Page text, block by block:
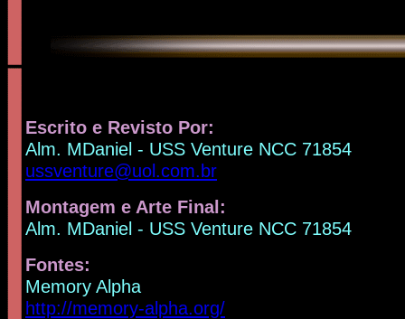
Escrito e Revisto Por:
Alm. MDaniel - USS Venture NCC 71854
ussventure@uol.com.br
Montagem e Arte Final:
Alm. MDaniel - USS Venture NCC 71854
Fontes:
Memory Alpha
http://memory-alpha.org/